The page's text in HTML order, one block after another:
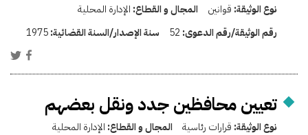
نوع الوثيقة: قوانين المجال و القطاع: الإدارة المحلية
رقم الوثيقة/رقم الدعوى: 52 سنة الإصدار/السنة القضائية:1975
تعيين محافظين جدد ونقل بعضهم
نوع الوثيقة: قرارات رئاسية المجال و القطاع: الإدارة المحلية